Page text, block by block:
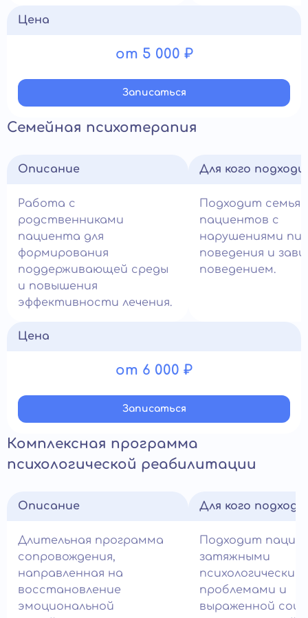
Цена
от 5 000 ₽
Записатьcя
Семейная психотерапия
Описание
Работа с
родственниками
пациента для
формирования
поддерживающей среды
и повышения
эффективности лечения.
Для кого
Подходит
пациентов с
нарушениями
поведения и
поведением.
Цена
от 6 000 ₽
Записатьcя
Комплексная программа
психологической реабилитации
Описание
Длительная программа
сопровождения,
направленная на
восстановление
эмоциональной
Для кого
Подходит
затяжными
проблемами и
выраженной